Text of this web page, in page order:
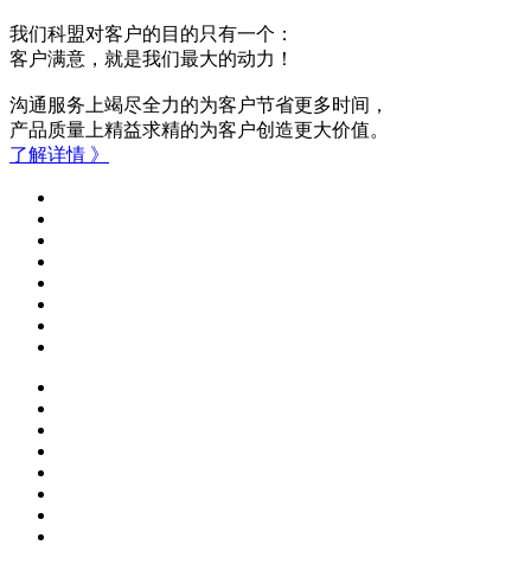
我们科盟对客户的目的只有一个：
客户满意，就是我们最大的动力！
沟通服务上竭尽全力的为客户节省更多时间，
产品质量上精益求精的为客户创造更大价值。
了解详情 》